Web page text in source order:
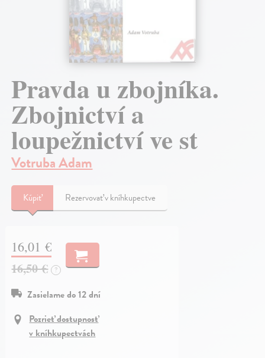
Pravda u zbojníka.
Zbojnictví a
loupežnictví ve st
Votruba Adam
Kúpiť Rezervovať v kníhkupectve
16,01 €
16,50 € ?
Zasielame do 12 dní
Pozrieť dostupnosť
v kníhkupectvách